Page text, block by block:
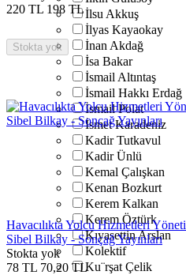
İlsu Akkuş
İlyas Kayaokay
İnan Akdağ
İsa Bakar
İsmail Altıntaş
İsmail Hakkı Erdağ
İsmail Polat
İsmet Karadeniz
Kadir Tutkavul
Kadir Ünlü
Kemal Çalışkan
Kenan Bozkurt
Kerem Kalkan
Kerem Öztürk
Kıyasettin Arslan
Kolektif
Ku¨rşat Çelik
220 TL 198 TL
Stokta yok
Havacılıkta Yolcu Hizmetleri
Sibel Bilkay - Sonçağ Yayınları
Stokta yok
78 TL 70,20 TL